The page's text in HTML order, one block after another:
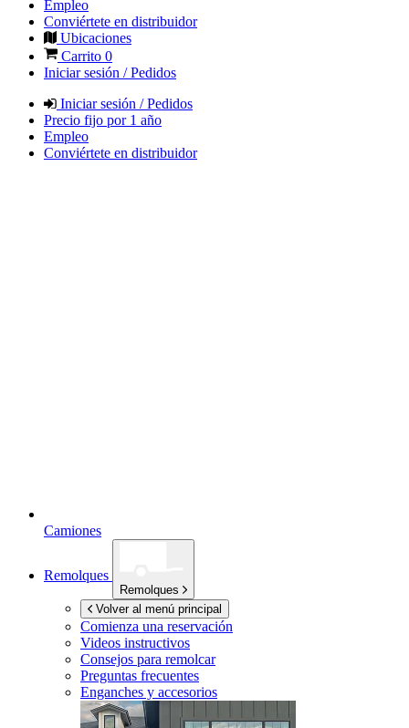
Empleo
Conviértete en distribuidor
Ubicaciones
Carrito 0
Iniciar sesión / Pedidos
Iniciar sesión / Pedidos
Precio fijo por 1 año
Empleo
Conviértete en distribuidor
Camiones
Remolques
Remolques
Volver al menú principal
Comienza una reservación
Videos instructivos
Consejos para remolcar
Preguntas frecuentes
Enganches y accesorios